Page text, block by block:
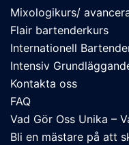
Mixologikurs/
Flair bartenderkurs
Internationell
Intensiv
Kontakta oss
FAQ
Vad Gör Oss Unika –
Bli en mästare på att